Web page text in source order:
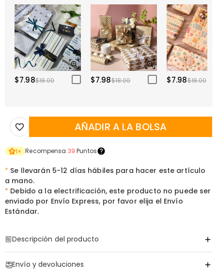
$7.98$18.00 $7.98$18.00 $7.98$18.00
AÑADIR A LA BOLSA
1× Recompensa 39 Puntos
* Se llevarán 5-12 días hábiles para hacer este artículo
a mano.
* Debido a la electrificación, este producto no puede ser
enviado por Envío Express, por favor elija el Envío
Estándar.
Descripción del producto
Envío y devoluciones